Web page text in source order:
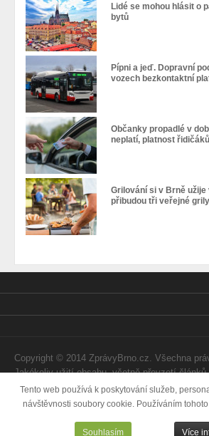
Lidé se mohou hlásit o
bytů
Pípni a jeď. Dopravní
vozech bezkontaktní
Občanky propadlé v
neplatí, platnost
Grilování si v Brně
přibudou tři veřejné grily
Copyright © 2014 ZprávyBrno.cz. Všechna
Jakékoliv užití obsahu, včetně převzetí článků
Webtom Enterprises s.r.o. zapovězeno.
VytvořilaInternetová agentura Webtom.cz
Tento web používá k poskytování služeb,
návštěvnosti soubory cookie. Používáním
Souhlasím Více